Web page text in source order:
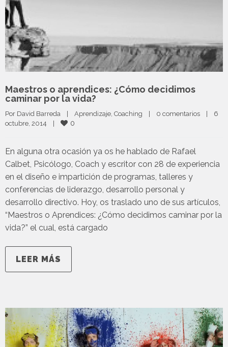
Maestros o aprendices: ¿Cómo decidimos
caminar por la vida?
Por David Barreda | Aprendizaje Coaching | 0 comentarios |
6
octubre, 2014 | 0
En alguna otra ocasión ya os he hablado de Rafael
Calbet, Psicólogo, Coach y escritor con 28 de experiencia
en el diseño e impartición de programas, talleres y
conferencias de liderazgo, desarrollo personal y
desarrollo directivo. Hoy, os traslado uno de sus artículos,
“Maestros o Aprendices: ¿Cómo decidimos caminar por la
vida?” el cual, está cargado
LEER MÁS